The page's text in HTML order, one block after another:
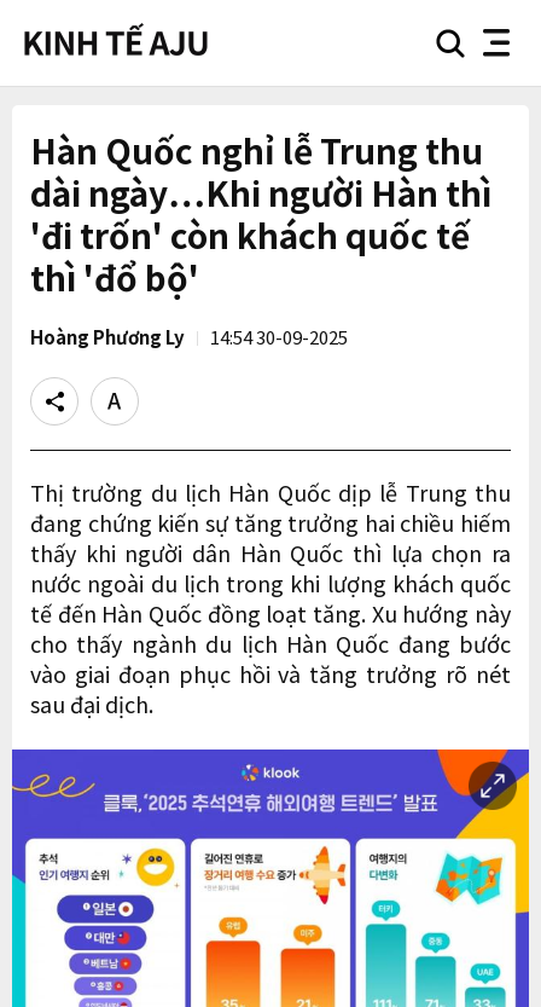
searchnav
Hàn Quốc nghỉ lễ Trung thu
dài ngày…Khi người Hàn thì
'đi trốn' còn khách quốc tế
thì 'đổ bộ'
Hoàng Phương Ly 14:54 30-09-2025
Share
Text
size
Thị trường du lịch Hàn Quốc dịp lễ Trung thu
đang chứng kiến sự tăng trưởng hai chiều hiếm
thấy khi người dân Hàn Quốc thì lựa chọn ra
nước ngoài du lịch trong khi lượng khách quốc
tế đến Hàn Quốc đồng loạt tăng. Xu hướng này
cho thấy ngành du lịch Hàn Quốc đang bước
vào giai đoạn phục hồi và tăng trưởng rõ nét
sau đại dịch.